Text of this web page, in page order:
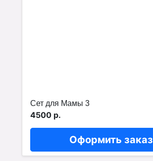
Сет для Мамы 3
4500 р.
Оформить заказ